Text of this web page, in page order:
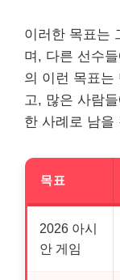
이러한 목표는
며, 다른 선수
의 이런 목표는
고, 많은 사람
한 사례로 남을
목표
2026 아시
안 게임